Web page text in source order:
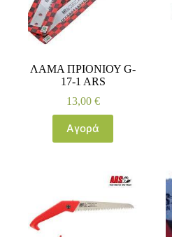
ΛΑΜΑ ΠΡΙΟΝΙΟΥ G-
17-1 ARS
13,00 €
Αγορά